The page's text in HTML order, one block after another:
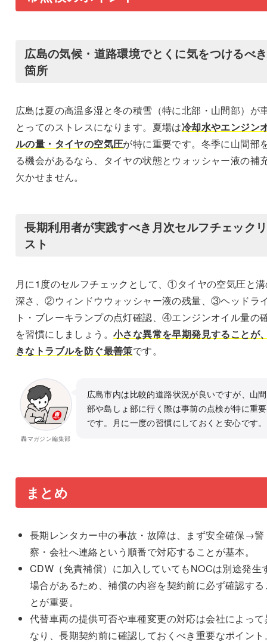
広島の気候・道路環境でとくに気をつけるべき
箇所
広島は夏の高温多湿と冬の積雪（特に北部・山間部）が
とってのストレスになります。夏場は冷却水やエンジン
ルの量・タイヤの空気圧が特に重要です。冬季に山間部
る機会があるなら、タイヤの状態とウォッシャー液の補
欠かせません。
長期利用者が実践すべき月次セルフチェックリ
スト
月に1度のセルフチェックとして、①タイヤの空気圧と
深さ、②ウィンドウウォッシャー液の残量、③ヘッドラ
ト・ブレーキランプの点灯確認、④エンジンオイル量の
を習慣にしましょう。 小さな異常を早期発見することが
きなトラブルを防ぐ最善策です。
轟マガジン編集部
広島市内は比較的道路状況が良いですが、山間
部や島しょ部に行く際は事前の点検が特に重要
です。月に一度の習慣にしておくと安心です。
まとめ
長期レンタカー中の事故・故障は、まず安全確保→警
察・会社へ連絡という順番で対応することが基本。
CDW（免責補償）に加入していてもNOCは別途発生
場合があるため、補償の内容を契約前に必ず確認する
とが重要。
代替車両の提供可否や車種変更の対応は会社によって
なり、長期契約前に確認しておくべき重要なポイント